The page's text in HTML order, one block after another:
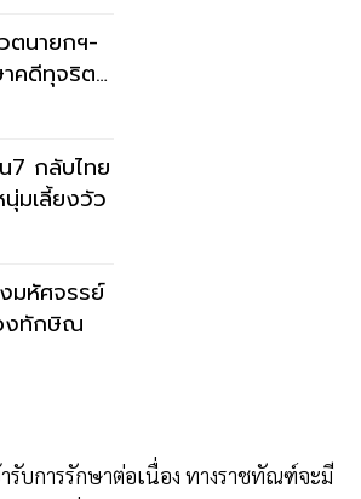
ตนายกฯ-
คดีทุจริต
กลับไทย
มเลี้ยงวัว
มหัศจรรย์
งทักษิณ
บการรักษาต่อเนื่อง ทางราชทัณฑ์จะมี